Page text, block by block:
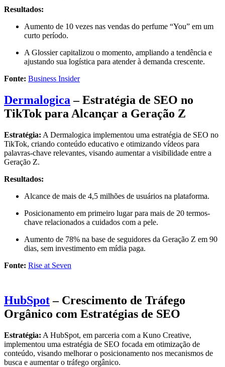
Resultados:
Aumento de 10 vezes nas vendas do perfume “You” em um
curto período.
A Glossier capitalizou o momento, ampliando a tendência e
ajustando sua logística para atender à demanda crescente.
Fonte: Business Insider
Dermalogica – Estratégia de SEO no
TikTok para Alcançar a Geração Z
Estratégia: A Dermalogica implementou uma estratégia de SEO no
TikTok, criando conteúdo educativo e otimizando vídeos para
palavras-chave relevantes, visando aumentar a visibilidade entre a
Geração Z.
Resultados:
Alcance de mais de 4,5 milhões de usuários na plataforma.
Posicionamento em primeiro lugar para mais de 20 termos-
chave relacionados a cuidados com a pele.
Aumento de 78% na base de seguidores da Geração Z em 90
dias, sem investimento em mídia paga.
Fonte: Rise at Seven
HubSpot– Crescimento de Tráfego
Orgânico com Estratégias de SEO
Estratégia: A HubSpot, em parceria com a Kuno Creative,
implementou uma estratégia de SEO focada em otimização de
conteúdo, visando melhorar o posicionamento nos mecanismos de
busca e aumentar o tráfego orgânico.